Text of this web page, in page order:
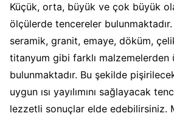
Küçük, orta, büyük ve çok büyük
ölçülerde tencereler
seramik, granit, emaye, döküm,
titanyum gibi farklı
bulunmaktadır. Bu şekilde
uygun ısı yayılımını sağlayacak
lezzetli sonuçlar elde edebilirsiniz.